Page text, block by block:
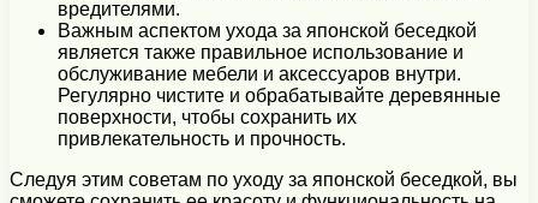
вредителями.
Важным аспектом ухода за японской беседкой
является также правильное использование и
обслуживание мебели и аксессуаров внутри.
Регулярно чистите и обрабатывайте деревянные
поверхности, чтобы сохранить их
привлекательность и прочность.
Следуя этим советам по уходу за японской беседкой, вы